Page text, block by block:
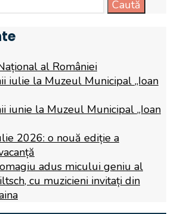
Caută
al României
iulie la Muzeul Municipal „Ioan
iunie la Muzeul Municipal „Ioan
2026: o nouă ediție a
adus micului geniu al
cu muzicieni invitați din